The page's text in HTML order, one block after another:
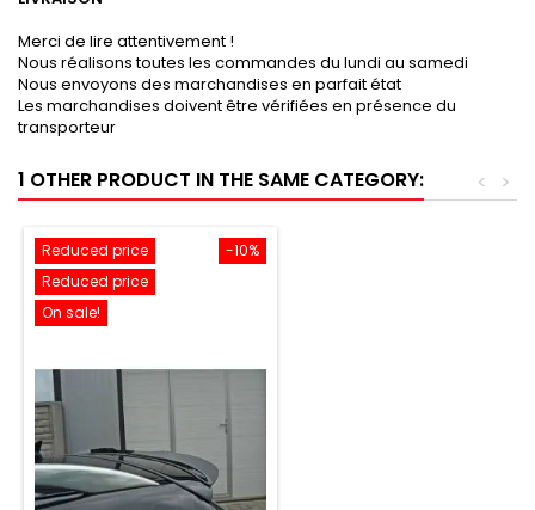
Merci de lire attentivement !
Nous réalisons toutes les commandes du lundi au samedi
Nous envoyons des marchandises en parfait état
Les marchandises doivent être vérifiées en présence du
transporteur
1 OTHER PRODUCT IN THE SAME CATEGORY: >
<
-10%
Reduced price
Reduced price
On sale!